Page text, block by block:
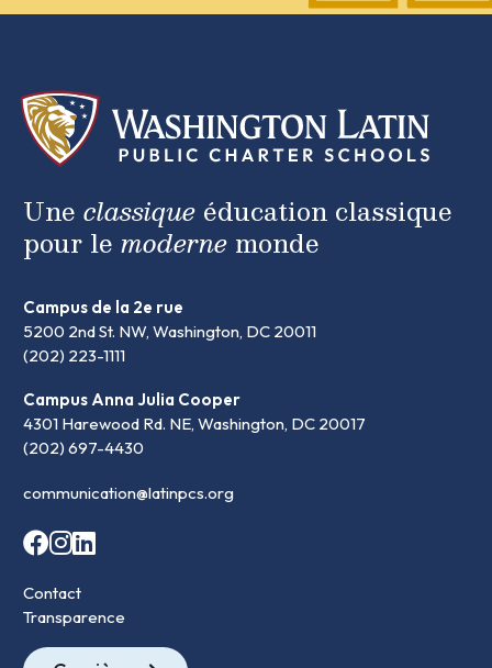
Une classique éducation classique
pour le moderne monde
Campus de la 2e rue
5200 2nd St. NW, Washington, DC 20011
(202) 223-1111
Campus Anna Julia Cooper
4301 Harewood Rd. NE, Washington, DC 20017
(202) 697-4430
communication@latinpcs.org
Contact
Transparence